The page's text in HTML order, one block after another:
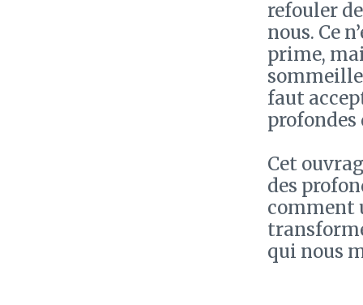
refouler
nous. Ce
prime,
faut
Cet
des
comment
qui nous